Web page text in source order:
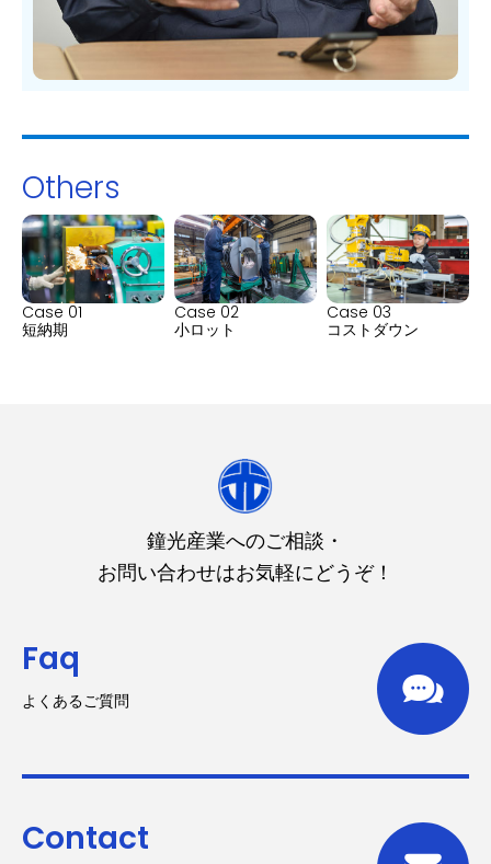
Others
Case 01
短納期
Case 02
小ロット
Case 03
コストダウン
鐘光産業へのご相談・
お問い合わせはお気軽にどうぞ！
Faq
よくあるご質問
Contact